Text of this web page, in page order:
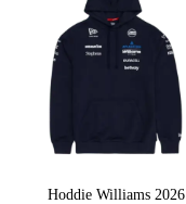
Hoddie Williams 2026